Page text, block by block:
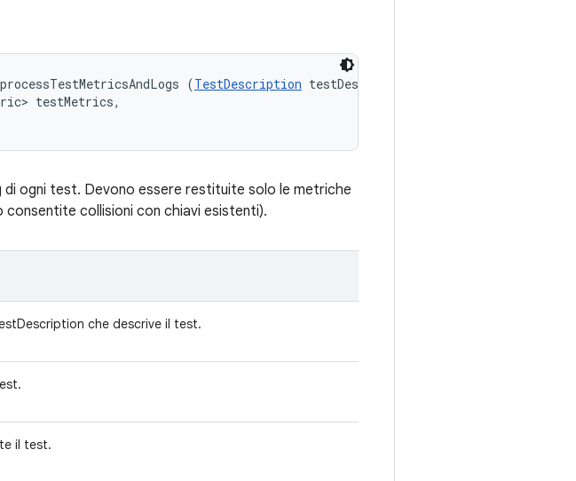
(TestDescription testDescription,
testMetrics,
ogni test. Devono essere restituite solo le metriche
consentite collisioni con chiavi esistenti).
che descrive il test.
il test.